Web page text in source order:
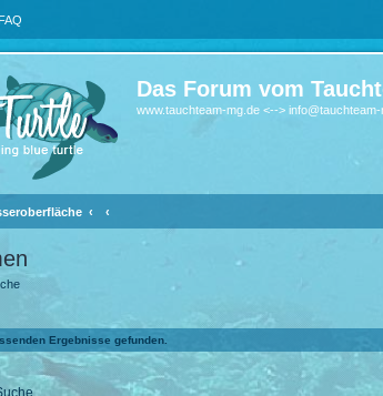
FAQ
Das Forum vom
www.tauchteam-mg.de <-->
Ergebnisse gefunden.